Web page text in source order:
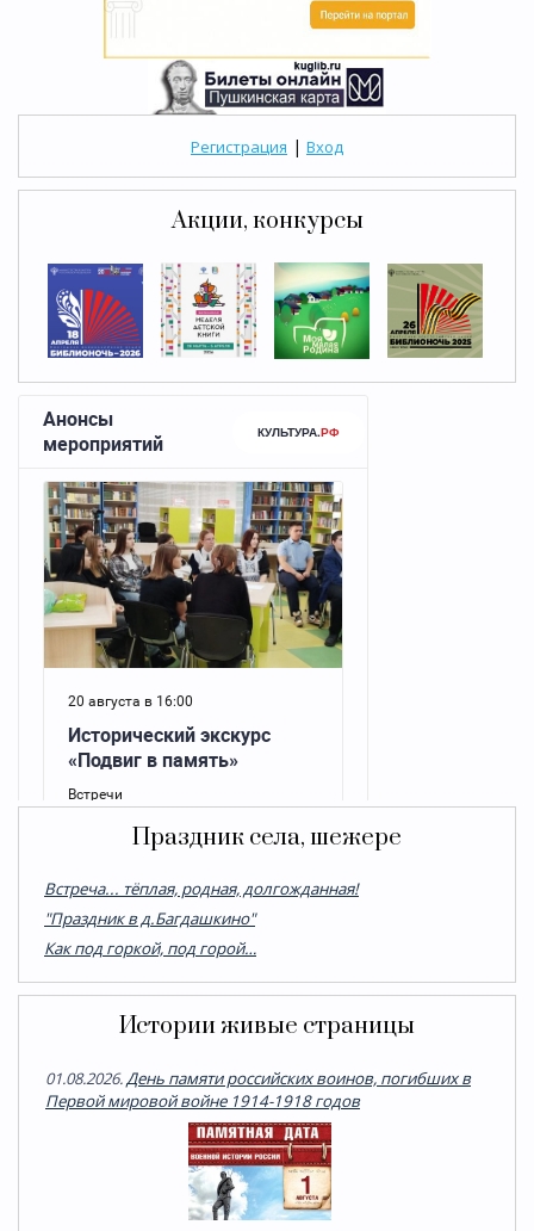
Регистрация | Вход
Акции, конкурсы
Праздник села, шежере
Встреча... тёплая, родная, долгожданная!
"Праздник в д.Багдашкино"
Как под горкой, под горой…
Истории живые страницы
01.08.2026.День памяти российских воинов, погибших в
Первой мировой войне 1914-1918 годов